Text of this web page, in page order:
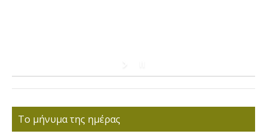
Το μήνυμα της ημέρας